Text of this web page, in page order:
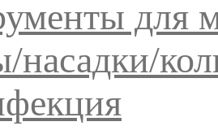
для
насадки/